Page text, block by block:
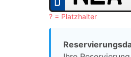
? = Platzhalter